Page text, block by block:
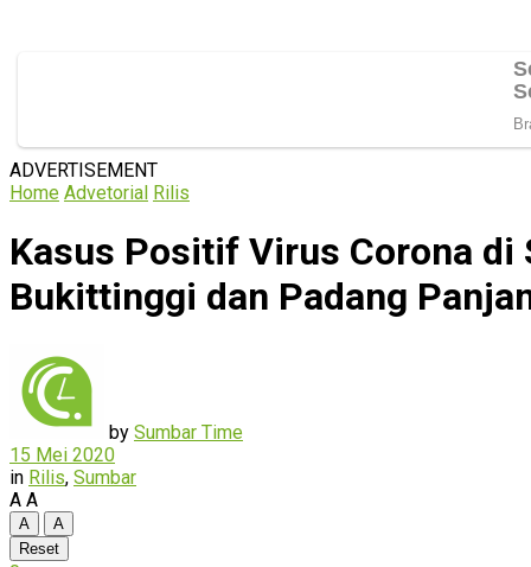
ADVERTISEMENT
Home Advetorial Rilis
Kasus Positif Virus Corona di
Bukittinggi dan Padang
by Sumbar Time
15 Mei 2020
in Rilis, Sumbar
A A
A
A
Reset